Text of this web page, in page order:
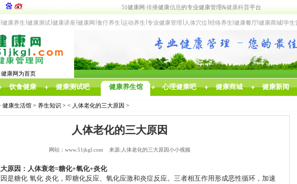
51健康网 传播健康信息的专业健康管理&健康科普平台
健康养生 健康测试 健康讲座 健康网 食疗养生 运动养生 专业健康管理 人体穴位 经络养生 健康餐厅 健康商城 学生
健康网为首页
饮食健康 健康测试吧 健康养生馆 心理健康吧 健康商城 健康新闻
健康生活馆 > 养生知识 > < 人体老化的三大原因 >
人体老化的三大原因
网站：www.51jkgl.com 来源:人体老化的三大原因小小视频
原因 ： 人体衰老=糖化+氧化+炎化
是糖化 氧化 炎化，即糖化反应‌、‌氧化应激‌和‌炎症反应‌。三者相互作用形成恶性循环，加速